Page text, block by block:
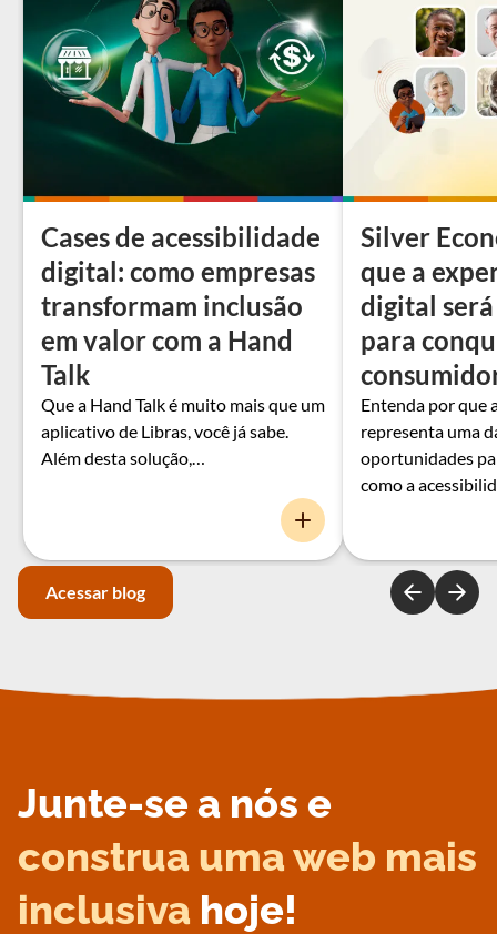
Cases de acessibilidade
digital: como empresas
transformam inclusão
em valor com a Hand
Talk
Que a Hand Talk é muito mais que um
aplicativo de Libras, você já sabe.
Além desta solução,…
Silver
que a
digital
para
Entenda por que
representa uma
oportunidades
como a
Acessar blog
Junte-se a nós e
construa uma web mais
inclusiva hoje!